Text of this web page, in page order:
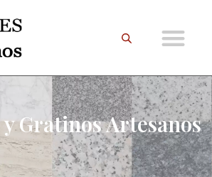
Gratinos Artesanos